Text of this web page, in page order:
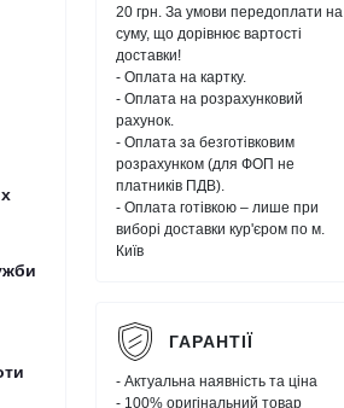
20 грн. За умови передоплати на
суму, що дорівнює вартості
доставки!
- Оплата на картку.
- Оплата на розрахунковий
рахунок.
- Оплата за безготівковим
розрахунком (для ФОП не
платників ПДВ).
- Оплата готівкою – лише при
виборі доставки кур'єром по м.
Київ
ГАРАНТІЇ
- Актуальна наявність та ціна
- 100% оригінальний товар